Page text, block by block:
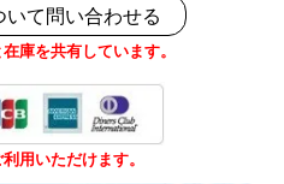
いて問い合わせる
庫を共有しています。
用いただけます。